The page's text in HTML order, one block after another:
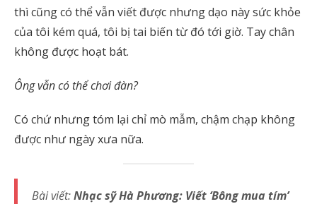
thì cũng có thể vẫn viết được nhưng dạo này sức khỏe
của tôi kém quá, tôi bị tai biến từ đó tới giờ. Tay chân
không được hoạt bát.
Ông vẫn có thể chơi đàn?
Có chứ nhưng tóm lại chỉ mò mẫm, chậm chạp không
được như ngày xưa nữa.
Bài viết:Nhạc sỹ Hà Phương: Viết ‘Bông mua tím’